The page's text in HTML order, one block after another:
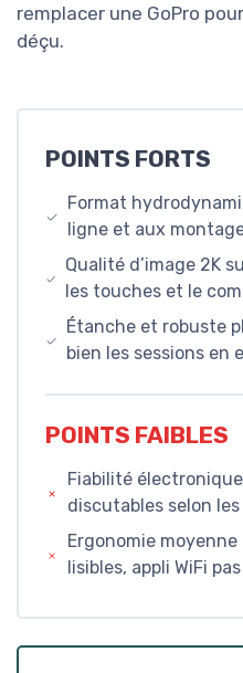
remplacer une GoPro
déçu.
POINTS FORTS
Format
ligne et aux
Qualité d’image 2K
les touches et le
Étanche et robuste
bien les sessions en
POINTS FAIBLES
Fiabilité
discutables selon
Ergonomie moyenne
lisibles, appli WiFi